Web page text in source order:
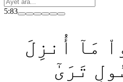
5:83
مَآ أُنزِلَ
تَرَىٰٓ